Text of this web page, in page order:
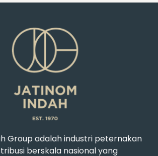
Group adalah industri peternakan
berskala nasional yang